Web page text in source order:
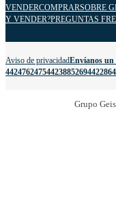
VENDERCOMPRARSOBRE
Y VENDER?PREGUNTAS
Aviso de privacidadEnvíanos
44247624754423885269
Grupo